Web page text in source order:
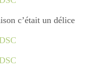
c’était un délice